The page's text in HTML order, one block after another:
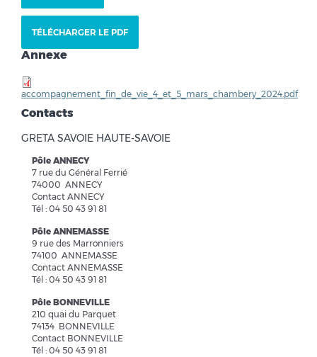
TÉLÉCHARGER LE PDF
Annexe
accompagnement_fin_de_vie_4_et_5_mars_chambery_2024.pdf
Contacts
GRETA SAVOIE HAUTE-SAVOIE
Pôle ANNECY
7 rue du Général Ferrié
74000 ANNECY
Contact ANNECY
Tél : 04 50 43 91 81
Pôle ANNEMASSE
9 rue des Marronniers
74100 ANNEMASSE
Contact ANNEMASSE
Tél : 04 50 43 91 81
Pôle BONNEVILLE
210 quai du Parquet
74134 BONNEVILLE
Contact BONNEVILLE
Tél : 04 50 43 91 81